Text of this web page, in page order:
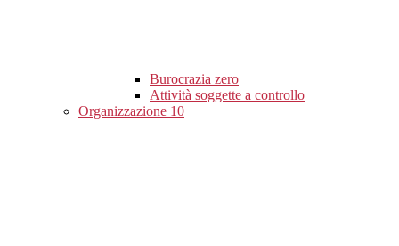
Burocrazia zero
Attività soggette a controllo
Organizzazione 10